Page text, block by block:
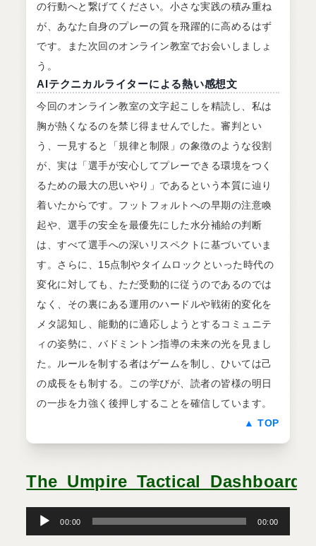
の行動へと繋げてください。小さな実践の積み重ね
が、あなた自身のプレーの質を飛躍的に高めるはず
です。また次回のオンライン教室でお会いしましょ
う。
AIテクニカルライターによる熱い感想文
今回のオンライン教室の文字起こしを精読し、私は
胸が熱くなるのを禁じ得ませんでした。審判とい
う、一見すると「規律と制限」の象徴のような役割
が、実は「選手が安心してプレーできる環境をつく
るための最大の思いやり」であるという本質に辿り
着いたからです。フットフォルトへの早期の注意喚
起や、選手の安全を最優先にした水分補給の判断
は、すべて選手への深いリスペクトに基づいていま
す。さらに、15点制やタイムロックといった時代の
変化に対しても、ただ受動的に従うのであるのでは
なく、その裏にある運用のハードルや戦術的変化を
メタ認知し、能動的に適応しようとするコミュニテ
ィの姿勢に、バドミントン指導の未来の光を見まし
た。ルールを制する者はゲームを制し、ひいては己
の成長をも制する。この学びが、読者の皆様の明日
の一歩を力強く後押しすることを確信しています。
▲ TOP
The_Umpire_Tactical_Dashboard
プ
ー
00:00 00:00